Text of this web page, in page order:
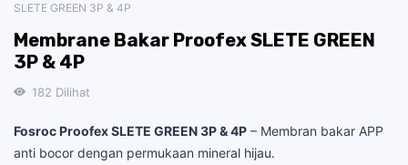
SLETE GREEN 3P & 4P
Membrane Bakar Proofex SLETE GREEN
3P & 4P
182 Dilihat
Fosroc Proofex SLETE GREEN 3P & 4P – Membran bakar APP
anti bocor dengan permukaan mineral hijau.